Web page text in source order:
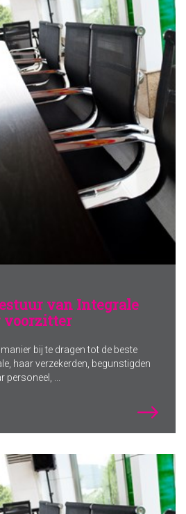
van Integrale
voorzitter
bij te dragen tot de beste
haar verzekerden, begunstigden
personeel, ...